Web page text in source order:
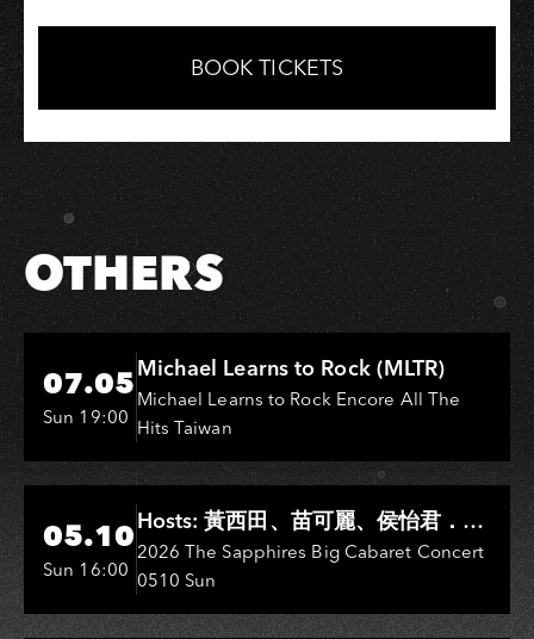
on
Facebook
on
LINE
Link
BOOK TICKETS
OTHERS
Hi-Ing Music Hall
07.05
Sun 19:00
Michael Learns to Rock (MLTR)
Michael Learns to Rock Encore All The
Hits Taiwan
Hi-Ing Music Hall
05.10
Sun 16:00
Hosts: 黃西田、苗可麗、侯怡君．
Entertainers: 葉啟田、鳥來嬤-吳
敏、王彩樺、王瑞霞、吳淑敏、施文
彬、邵大倫、曹雅雯、陳孟賢、黃露
2026 The Sapphires Big Cabaret Concert
0510 Sun